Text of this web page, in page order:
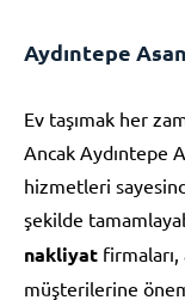
Aydıntepe
Ev taşımak her
Ancak Aydıntepe
hizmetleri
şekilde
nakliyat
müşterilerine